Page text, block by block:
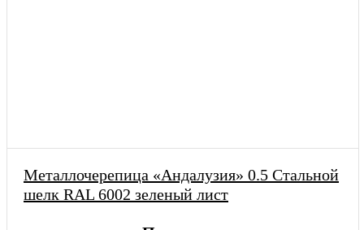
Металлочерепица «Андалузия» 0.5 Стальной
шелк RAL 6002 зеленый лист